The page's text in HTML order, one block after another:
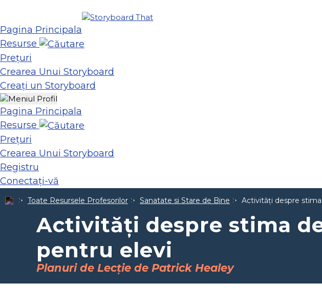
Pagina Principala
Resurse
Prețuri
Crearea Unui Storyboard
Creați un Storyboard
Pagina Principala
Resurse
Prețuri
Crearea Unui Storyboard
Registru
Conectați-vă
Toate Resursele Profesorilor Sanatate si Stare de Bine Activități despre
Activități despre stima
pentru elevi
Planuri de Lecție de Patrick Healey